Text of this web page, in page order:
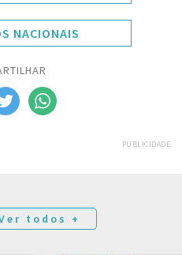
NACIONAIS
PUBLICIDADE
todos +